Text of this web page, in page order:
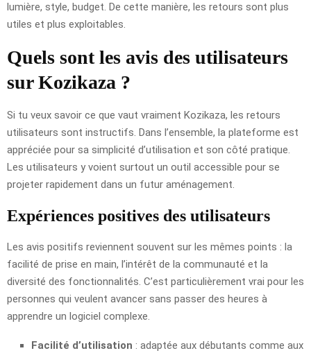
lumière, style, budget. De cette manière, les retours sont plus
utiles et plus exploitables.
Quels sont les avis des utilisateurs
sur Kozikaza ?
Si tu veux savoir ce que vaut vraiment Kozikaza, les retours
utilisateurs sont instructifs. Dans l’ensemble, la plateforme est
appréciée pour sa simplicité d’utilisation et son côté pratique.
Les utilisateurs y voient surtout un outil accessible pour se
projeter rapidement dans un futur aménagement.
Expériences positives des utilisateurs
Les avis positifs reviennent souvent sur les mêmes points : la
facilité de prise en main, l’intérêt de la communauté et la
diversité des fonctionnalités. C’est particulièrement vrai pour les
personnes qui veulent avancer sans passer des heures à
apprendre un logiciel complexe.
Facilité d’utilisation : adaptée aux débutants comme aux